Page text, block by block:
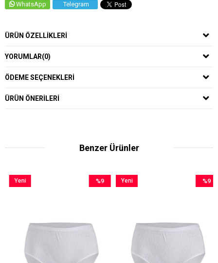
WhatsApp Telegram
ÜRÜN ÖZELLIKLERI
YORUMLAR(0)
ÖDEME SEÇENEKLERI
ÜRÜN ÖNERILERI
Benzer Ürünler
%9
Yeni
%9
Yeni